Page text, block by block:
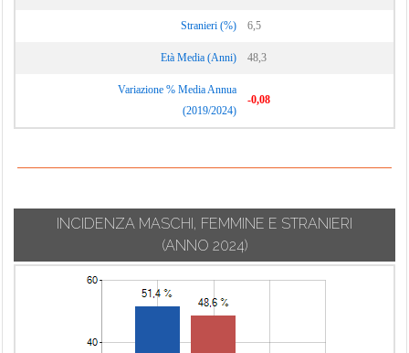
Stranieri (%) 6,5
Età Media (Anni) 48,3
Variazione % Media Annua
(2019/2024)
-0,08
INCIDENZA MASCHI, FEMMINE E STRANIERI
(ANNO 2024)